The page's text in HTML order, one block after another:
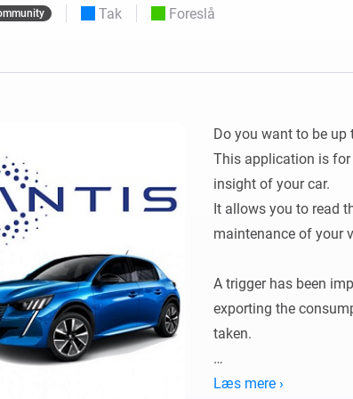
Tak Foreslå
Do you want to be up
This application is
insight of your car.
It allows you to read
maintenance of your
A trigger has been
exporting the
taken.
Configuration:
Læs mere ›